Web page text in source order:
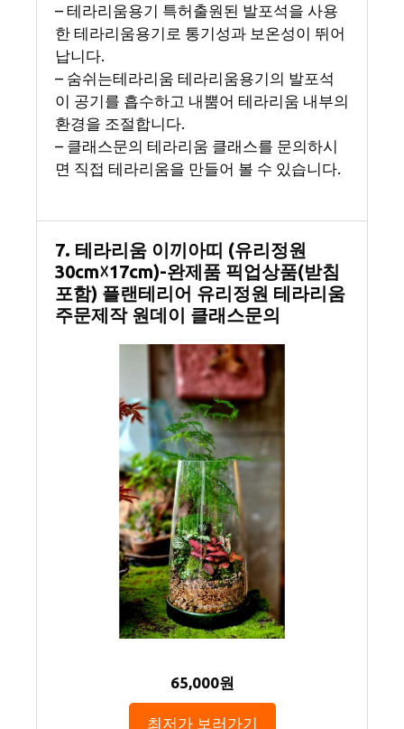
– 테라리움용기 특허출원된 발포석을 사용
한 테라리움용기로 통기성과 보온성이 뛰어
납니다.
– 숨쉬는테라리움 테라리움용기의 발포석
이 공기를 흡수하고 내뿜어 테라리움 내부의
환경을 조절합니다.
– 클래스문의 테라리움 클래스를 문의하시
면 직접 테라리움을 만들어 볼 수 있습니다.
7. 테라리움 이끼아띠 (유리정원
30cm☓17cm)-완제품 픽업상품(받침
포함) 플랜테리어 유리정원 테라리움
주문제작 원데이 클래스문의
65,000원
최저가 보러가기